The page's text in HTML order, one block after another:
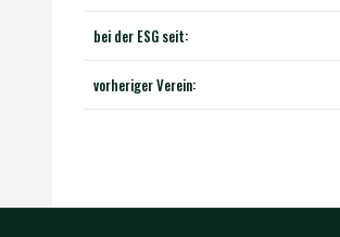
bei der ESG seit:
vorheriger Verein: